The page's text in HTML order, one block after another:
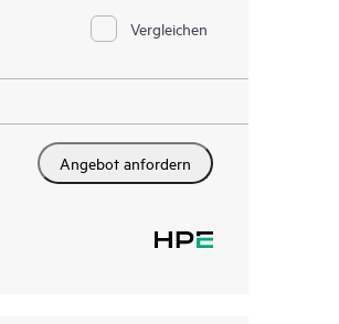
Vergleichen
Angebot anfordern